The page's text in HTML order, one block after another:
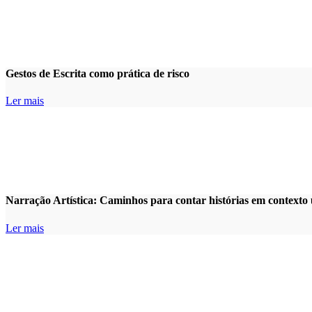
Gestos de Escrita como prática de risco
Ler mais
Narração Artística: Caminhos para contar histórias em contexto
Ler mais